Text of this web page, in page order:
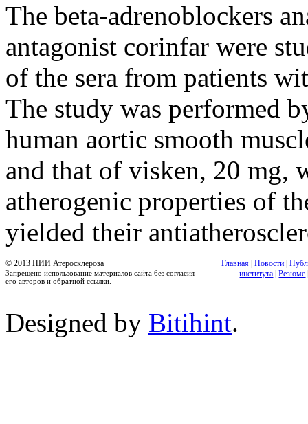
The beta-adrenoblockers
antagonist corinfar were
of the sera from patients
The study was performed
human aortic smooth
and that of visken, 20 mg,
atherogenic properties of
yielded their
© 2013 НИИ Атеросклероза
Запрещено использование материалов сайта без согласия
его авторов и обратной ссылки.
Главная |Новости |
института |Резюме
Designed by Bitihint.